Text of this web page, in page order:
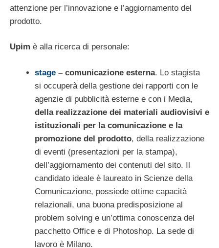
attenzione per l’innovazione e l’aggiornamento del
prodotto.
Upim è alla ricerca di personale:
stage – comunicazione esterna. Lo stagista
si occuperà della gestione dei rapporti con le
agenzie di pubblicità esterne e con i Media,
della realizzazione dei materiali audiovisivi e
istituzionali per la comunicazione e la
promozione del prodotto, della realizzazione
di eventi (presentazioni per la stampa),
dell’aggiornamento dei contenuti del sito. Il
candidato ideale è laureato in Scienze della
Comunicazione, possiede ottime capacità
relazionali, una buona predisposizione al
problem solving e un’ottima conoscenza del
pacchetto Office e di Photoshop. La sede di
lavoro è Milano.